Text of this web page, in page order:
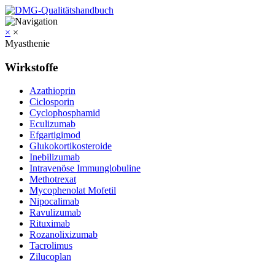
× ×
Myasthenie
Wirkstoffe
Azathioprin
Ciclosporin
Cyclophosphamid
Eculizumab
Efgartigimod
Glukokortikosteroide
Inebilizumab
Intravenöse Immunglobuline
Methotrexat
Mycophenolat Mofetil
Nipocalimab
Ravulizumab
Rituximab
Rozanolixizumab
Tacrolimus
Zilucoplan